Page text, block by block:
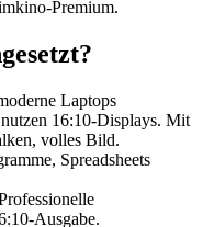
Premium.
Laptops
16:10-Displays. Mit
volles Bild.
Spreadsheets
Ausgabe.